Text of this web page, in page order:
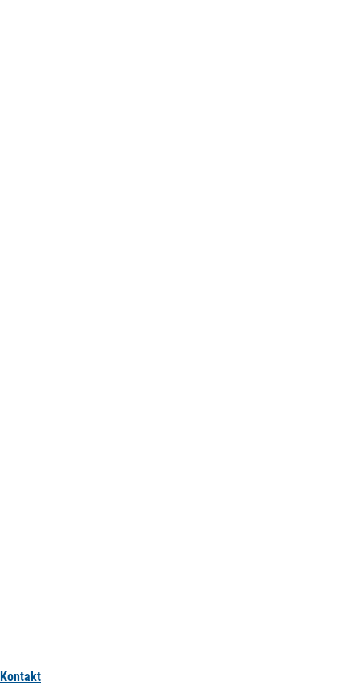
Kontakt